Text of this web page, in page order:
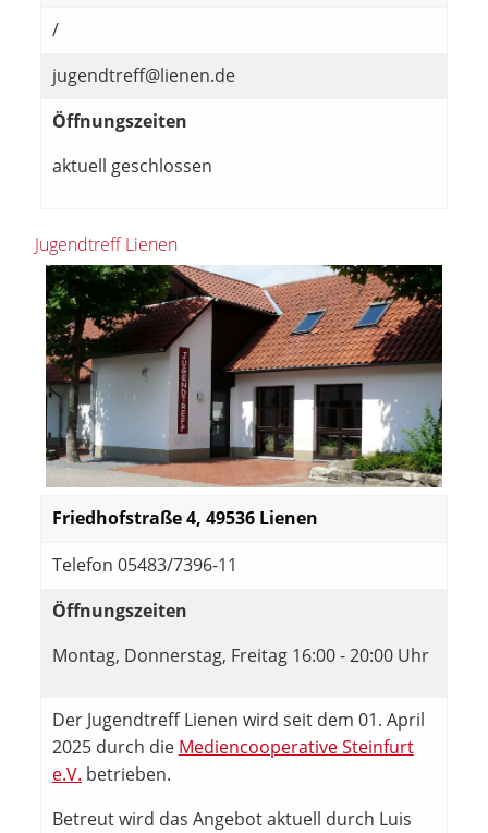
/
jugendtreff@lienen.de
Öffnungszeiten
aktuell geschlossen
Jugendtreff Lienen
Friedhofstraße 4, 49536 Lienen
Telefon 05483/7396-11
Öffnungszeiten
Montag, Donnerstag, Freitag 16:00 - 20:00 Uhr
Der Jugendtreff Lienen wird seit dem 01. April
2025 durch die Mediencooperative Steinfurt
e.V. betrieben.
Betreut wird das Angebot aktuell durch Luis